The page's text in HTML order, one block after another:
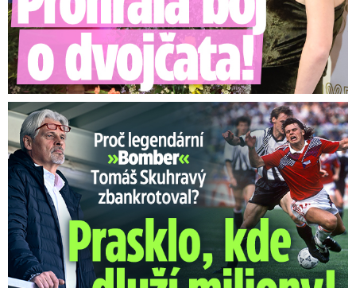
Proč Skuhravý zbankrotoval? Prasklo, kde dluží miliony!